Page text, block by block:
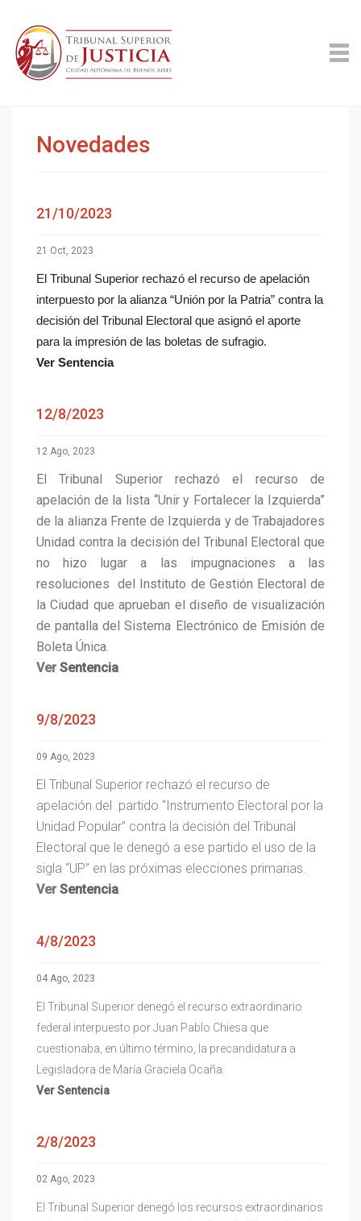
Novedades
21/10/2023
21 Oct, 2023
El Tribunal Superior rechazó el recurso de apelación
interpuesto por la alianza “Unión por la Patria” contra la
decisión del Tribunal Electoral que asignó el aporte
para la impresión de las boletas de sufragio.
Ver Sentencia
12/8/2023
12 Ago, 2023
El Tribunal Superior rechazó el recurso de
apelación de la lista “Unir y Fortalecer la Izquierda”
de la alianza Frente de Izquierda y de Trabajadores
Unidad contra la decisión del Tribunal Electoral que
no hizo lugar a las impugnaciones a las
resoluciones del Instituto de Gestión Electoral de
la Ciudad que aprueban el diseño de visualización
de pantalla del Sistema Electrónico de Emisión de
Boleta Única.
Ver Sentencia
9/8/2023
09 Ago, 2023
El Tribunal Superior rechazó el recurso de
apelación del partido “Instrumento Electoral por la
Unidad Popular” contra la decisión del Tribunal
Electoral que le denegó a ese partido el uso de la
sigla “UP” en las próximas elecciones primarias.
Ver Sentencia
4/8/2023
04 Ago, 2023
El Tribunal Superior denegó el recurso extraordinario
federal interpuesto por Juan Pablo Chiesa que
cuestionaba, en último término, la precandidatura a
Legisladora de María Graciela Ocaña.
Ver Sentencia
2/8/2023
02 Ago, 2023
El Tribunal Superior denegó los recursos extraordinarios